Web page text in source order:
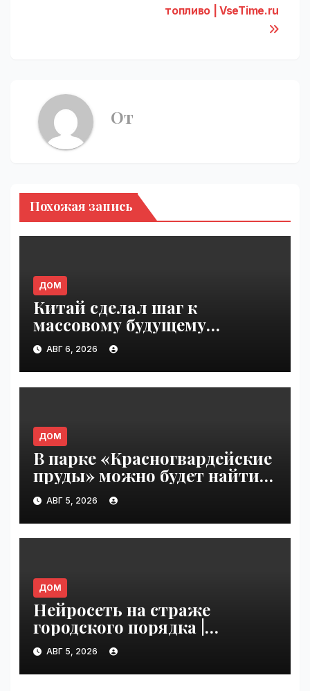
топливо | VseTime.ru
От
Похожая запись
ДОМ
Китай сделал шаг к
массовому будущему
воздушного транспорта |
VseTime.ru
АВГ 6, 2026
ДОМ
В парке «Красногвардейские
пруды» можно будет найти
настоящего друга |
VseTime.ru
АВГ 5, 2026
ДОМ
Нейросеть на страже
городского порядка |
VseTime.ru
АВГ 5, 2026